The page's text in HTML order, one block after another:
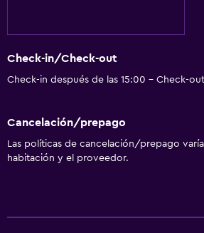
Habitación hipoalergénica
Áreas designadas para fumadores
Comedor
Restaurante
Check-in/Check-out
Check-in después de las 15:00 - Check-
Cancelación/prepago
Las políticas de cancelación/prepago
habitación y el proveedor.